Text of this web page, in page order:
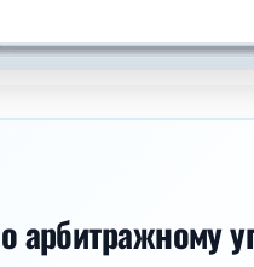
арбитражному